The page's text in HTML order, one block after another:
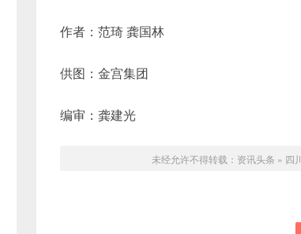
作者：范琦 龚国林
供图：金宫集团
编审：龚建光
未经允许不得转载： 资讯头条 » 四